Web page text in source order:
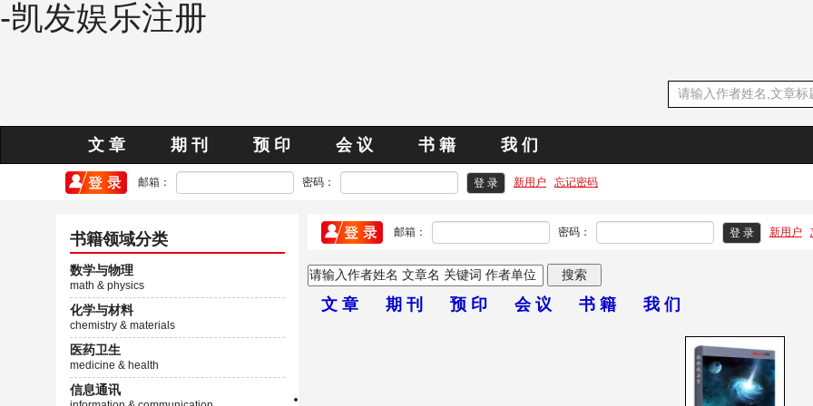
-凯发娱乐注册
文 章 期 刊 预 印 会 议 书 籍 我 们
邮箱： 密码： 新用户 忘记密码
书籍领域分类
数学与物理
math & physics
化学与材料
chemistry & materials
医药卫生
medicine & health
信息通讯
邮箱： 密码： 新用户
文 章 期 刊 预 印 会 议 书 籍 我 们